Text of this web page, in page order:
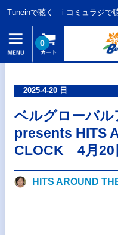
Tuneinで聴く i-コミュラジで
0
2025-4-20 日
ベルグローバ
presents HITS
CLOCK 4月20
HITS AROUND